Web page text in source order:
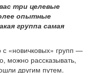
три целевые
опытные
группа самая
«новичковых» групп —
можно рассказывать,
другим путем.